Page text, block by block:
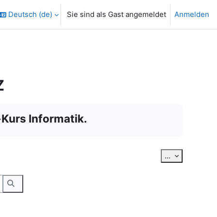
Deutsch ‎(de)‎ Sie sind als Gast angemeldet Anmelden
Informatik.
... Einträge
Suchen